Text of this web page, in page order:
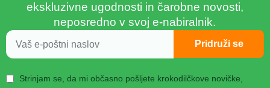
ekskluzivne ugodnosti in čarobne novosti,
neposredno v svoj e-nabiralnik.
Strinjam se, da mi občasno pošljete krokodilčkove novičke,
Pridruži se